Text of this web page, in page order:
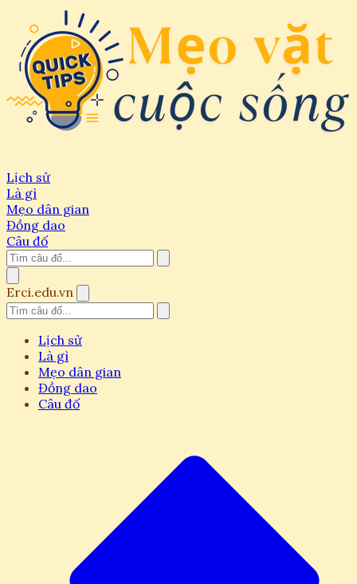
Lịch sử
Là gì
Mẹo dân gian
Đồng dao
Câu đố
Erci.edu.vn
Lịch sử
Là gì
Mẹo dân gian
Đồng dao
Câu đố